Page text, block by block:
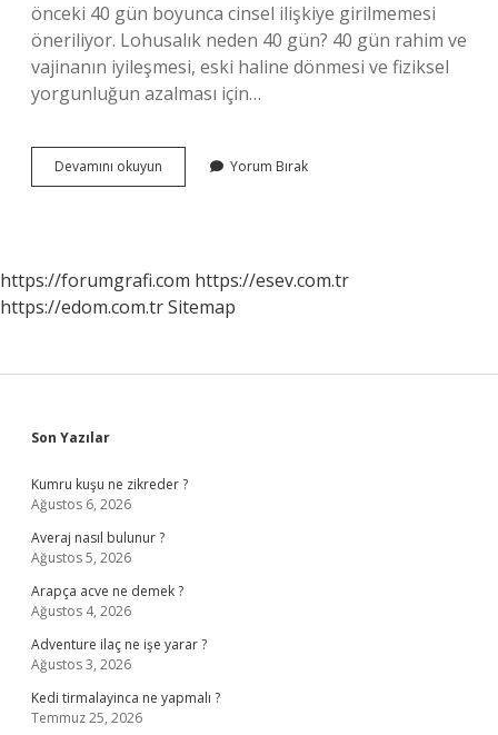
önceki 40 gün boyunca cinsel ilişkiye girilmemesi
öneriliyor. Lohusalık neden 40 gün? 40 gün rahim ve
vajinanın iyileşmesi, eski haline dönmesi ve fiziksel
yorgunluğun azalması için…
Devamını okuyun
Kadının
Yorum Bırak
https://forumgrafi.com https://esev.com.tr
https://edom.com.trSitemap
Sidebar
Son Yazılar
Kumru kuşu ne zikreder ?
Ağustos 6, 2026
Averaj nasıl bulunur ?
Ağustos 5, 2026
Arapça acve ne demek ?
Ağustos 4, 2026
Adventure ilaç ne işe yarar ?
Ağustos 3, 2026
Kedi tirmalayinca ne yapmalı ?
Temmuz 25, 2026